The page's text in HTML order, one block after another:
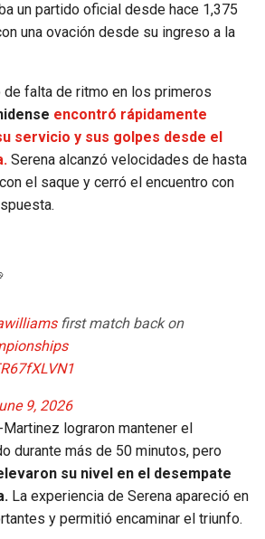
un partido oficial desde hace 1,375
una ovación desde su ingreso a la
de falta de ritmo en los primeros
encontró rápidamente
servicio y sus golpes desde el
Serena alcanzó velocidades de hasta
el saque y cerró el encuentro con
first match back on
9, 2026
lograron mantener el
durante más de 50 minutos, pero
su nivel en el desempate
La experiencia de Serena apareció en
y permitió encaminar el triunfo.